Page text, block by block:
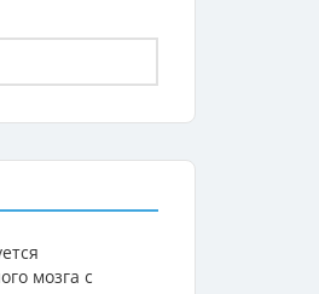
мозга с